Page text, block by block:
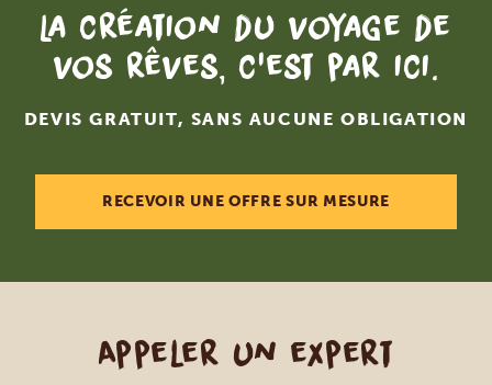
La création du voyage de
vos rêves, c'est par ici.
DEVIS GRATUIT, SANS AUCUNE OBLIGATION
RECEVOIR UNE OFFRE SUR MESURE
Appeler un expert